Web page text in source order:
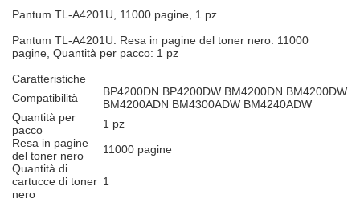
Pantum TL-A4201U, 11000 pagine, 1 pz
Pantum TL-A4201U. Resa in pagine del toner nero: 11000
pagine, Quantità per pacco: 1 pz
Caratteristiche
Compatibilità
BP4200DN BP4200DW BM4200DN BM4200DW
BM4200ADN BM4300ADW BM4240ADW
Quantità per
pacco
1 pz
Resa in pagine
del toner nero
11000 pagine
Quantità di
cartucce di toner
nero
1